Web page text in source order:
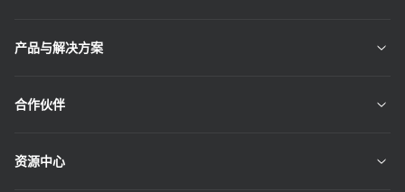
产品与解决方案
合作伙伴
资源中心